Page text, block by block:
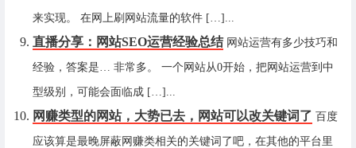
来实现。 在网上刷网站流量的软件 […]...
直播分享：网站SEO运营经验总结 网站运营有多少技巧和
经验，答案是… 非常多。 一个网站从0开始，把网站运营到中
型级别，可能会面临成 […]...
网赚类型的网站，大势已去，网站可以改关键词了 百度
应该算是最晚屏蔽网赚类相关的关键词了吧，在其他的平台里